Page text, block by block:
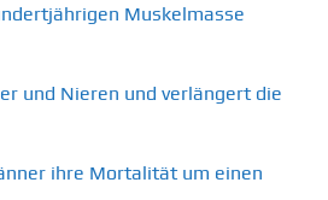
Muskelmasse
und Nieren und verlängert die
ihre Mortalität um einen